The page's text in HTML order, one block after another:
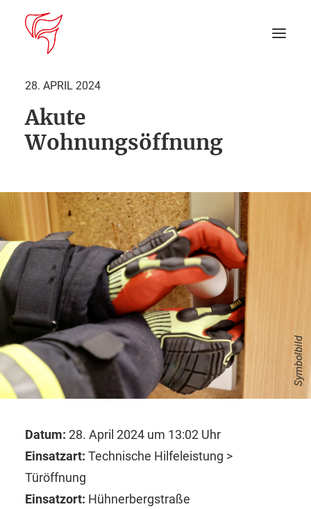
Aktuelles
DEIN EINSATZ
Suche
28. APRIL 2024
Akute
Wohnungsöffnung
Symbolbild
Datum: 28. April 2024 um 13:02 Uhr
Einsatzart: Technische Hilfeleistung >
Türöffnung
Einsatzort: Hühnerbergstraße